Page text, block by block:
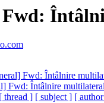
Fwd:
Fwd: Întâlnire
Fwd: Întâlnire
[ thread ] [ subject ] [